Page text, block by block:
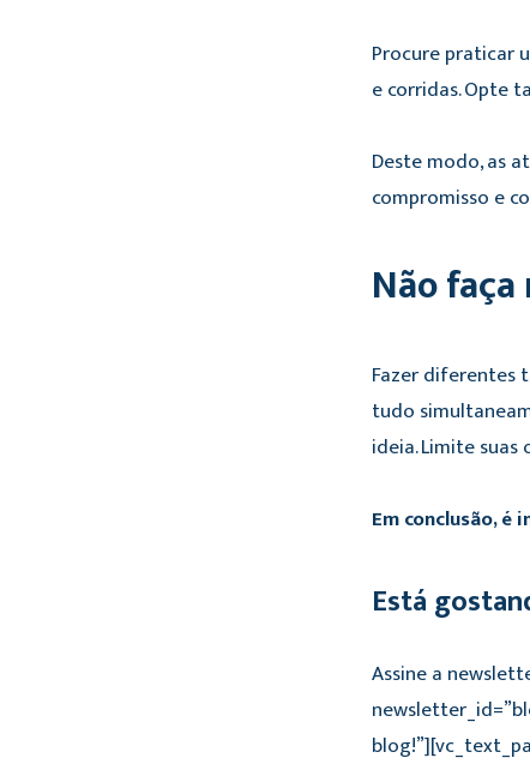
Procure praticar
e corridas. Opte
Deste modo, as
compromisso e
Não
Fazer diferentes
tudo
ideia. Limite suas
Em conclusão,
Está
Assine a